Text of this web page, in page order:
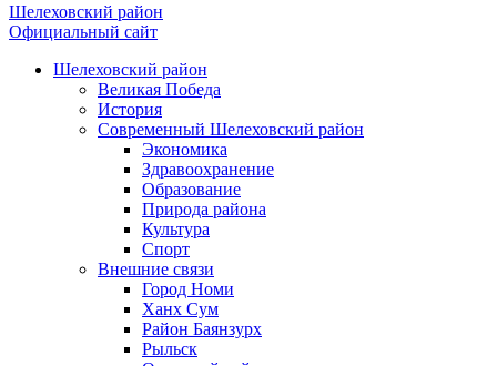
Шелеховский район
Официальный сайт
Шелеховский район
Великая Победа
История
Современный Шелеховский район
Экономика
Здравоохранение
Образование
Природа района
Культура
Спорт
Внешние связи
Город Номи
Ханх Сум
Район Баянзурх
Рыльск